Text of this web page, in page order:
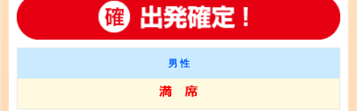
男 性